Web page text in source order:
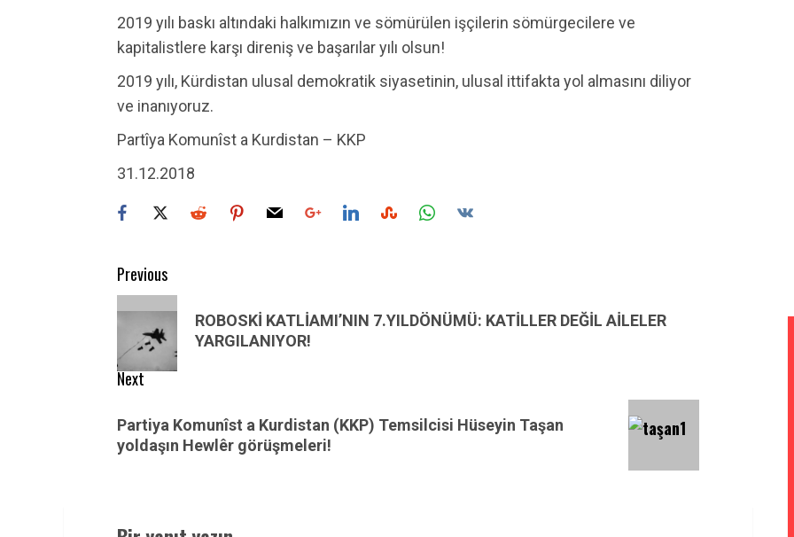
2019 yılı baskı altındaki halkımızın ve sömürülen işçilerin sömürgecilere ve
kapitalistlere karşı direniş ve başarılar yılı olsun!
2019 yılı, Kürdistan ulusal demokratik siyasetinin, ulusal ittifakta yol almasını diliyor
ve inanıyoruz.
Partîya Komunîst a Kurdistan – KKP
31.12.2018
Post
navigation
Previous
Previous
post:
ROBOSKİ KATLİAMI’NIN 7.YILDÖNÜMÜ: KATİLLER DEĞİL AİLELER
YARGILANIYOR!
Next
post:
Partiya Komunîst a Kurdistan (KKP) Temsilcisi Hüseyin Taşan
yoldaşın Hewlêr görüşmeleri!